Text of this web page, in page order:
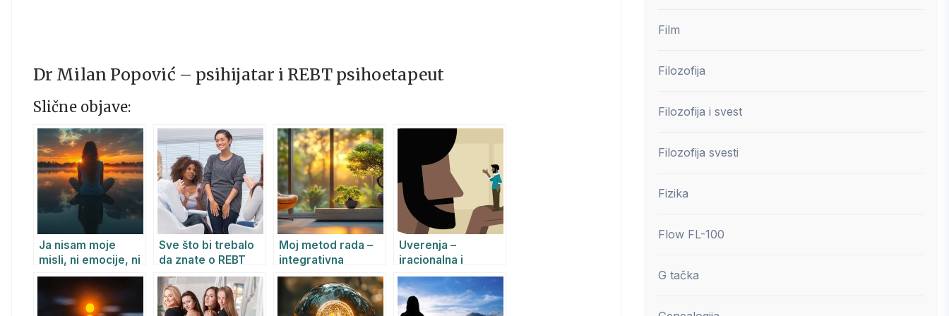
Dr Milan Popović – psihijatar i REBT psihoetapeut
Slične objave:
Ja nisam moje
misli, ni emocije, ni
telo: Filozofski i
duhovni put ka
dubljem
Sve što bi trebalo
da znate o REBT
psihoterapiji
Moj metod rada –
integrativna
psihijatrija svesti
Uverenja –
iracionalna i
racionalna uverenja
kao uzrok
emotivnih
Film
Filozofija
Filozofija i svest
Filozofija svesti
Fizika
Flow FL-100
G tačka